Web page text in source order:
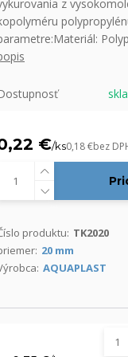
z
€/ks0,18 €bez
produktu: TK2020
20 mm
AQUAPLAST